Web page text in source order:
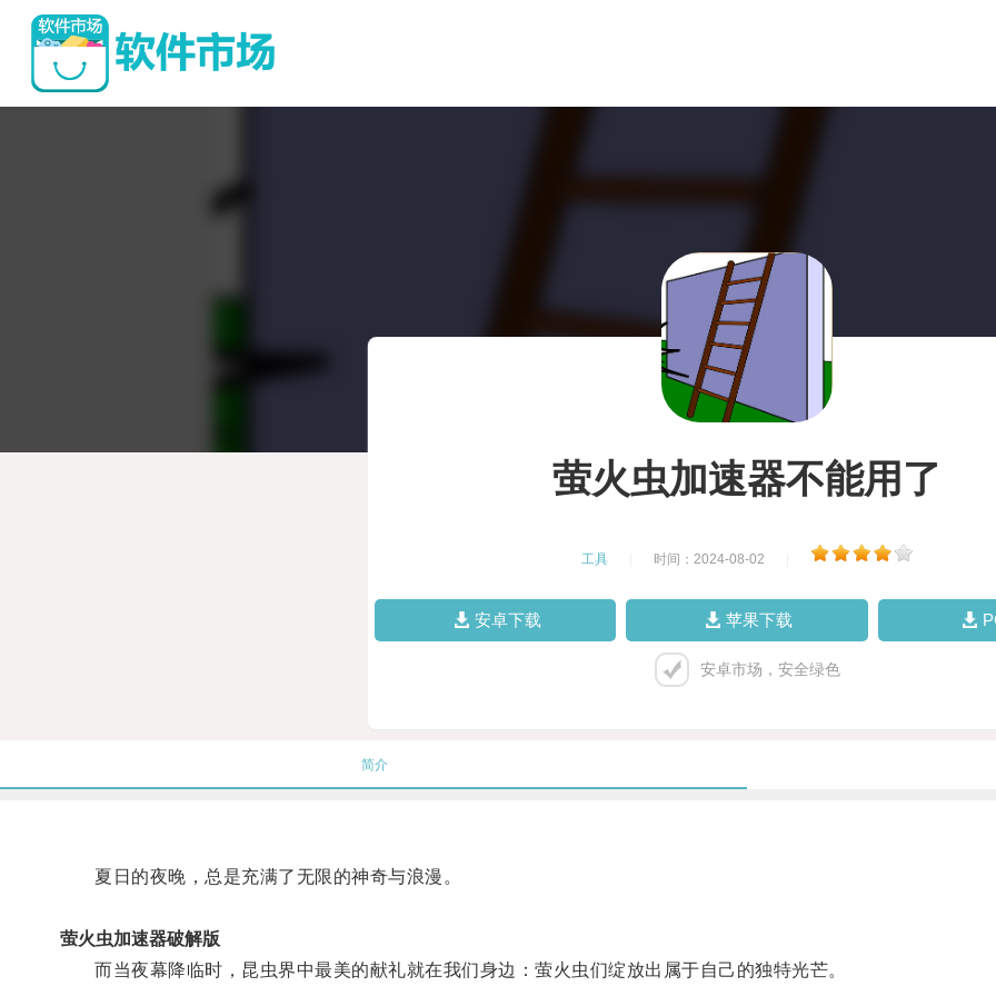
萤火虫加速器不能用了
工具 时间：2024-08-02
安卓下载 苹果下载
安卓市场，安全绿色
简介
夏日的夜晚，总是充满了无限的神奇与浪漫。
萤火虫加速器破解版
而当夜幕降临时，昆虫界中最美的献礼就在我们身边：萤火虫们绽放出属于自己的独特光芒。